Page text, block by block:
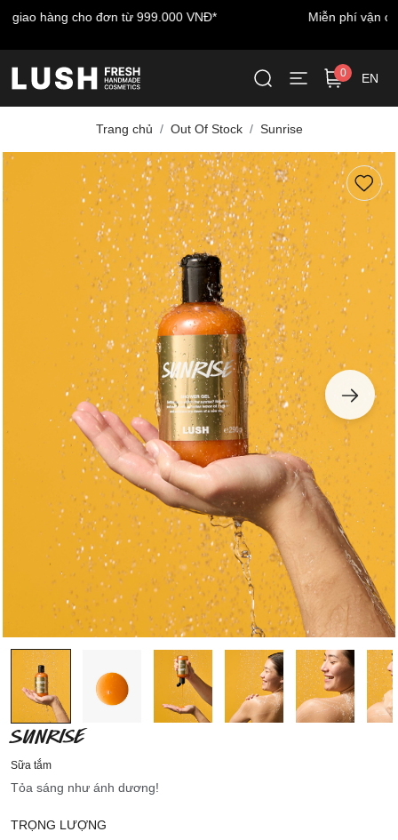
Miễn phí vận chuyển cho đơn hàng đầu tiên - nhập mã:
0 EN
Trang chủ Out Of Stock Sunrise
SUNRISE
Sữa tắm
Tỏa sáng như ánh dương!
TRỌNG LƯỢNG